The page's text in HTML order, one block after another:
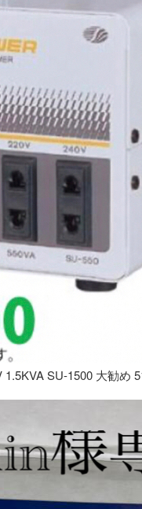
SU-1500 大勧め